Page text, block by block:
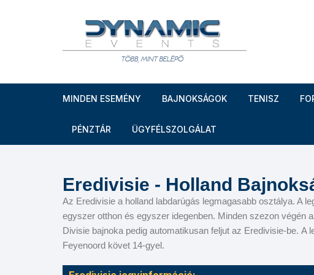
MINDEN ESEMÉNY BAJNOKSÁGOK
Bajnokok ligája
Serie A
Coppa Italia
TENISZ
Rolex Monte-
Internazionali
PÉNZTÁR ÜGYFÉLSZOLGÁLAT
Eredivisie - Holland
Az Eredivisie a holland labdarúgás legmagasabb osztálya. A
egyszer otthon és egyszer idegenben. Minden szezon végén
Divisie bajnoka pedig automatikusan feljut az Eredivisie-be.
Feyenoord követ 14-gyel.